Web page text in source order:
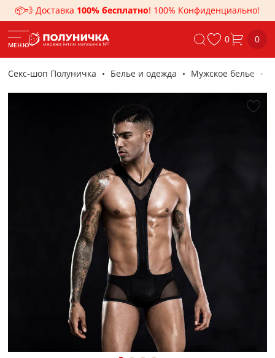
📦💨 Доставка 100% бесплатно! 100% Конфиденциально!
МЕНЮ 0 0
Секс-шоп Полуничка Белье и одежда Мужское белье